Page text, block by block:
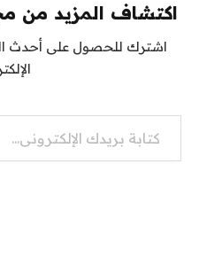
اكتشاف المزيد من
اشترك للحصول على أحدث
كتابة بريدك الإلكتروني...